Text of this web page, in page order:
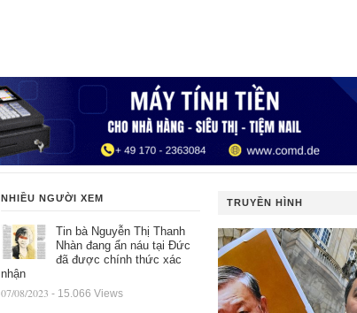
NHIỀU NGƯỜI XEM
Tin bà Nguyễn Thị Thanh
Nhàn đang ẩn náu tại Đức
đã được chính thức xác
nhận
07/08/2023 - 15.066 Views
TRUYỀN HÌNH